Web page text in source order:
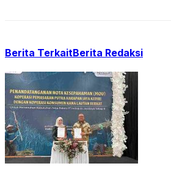
Berita TerkaitBerita Redaksi